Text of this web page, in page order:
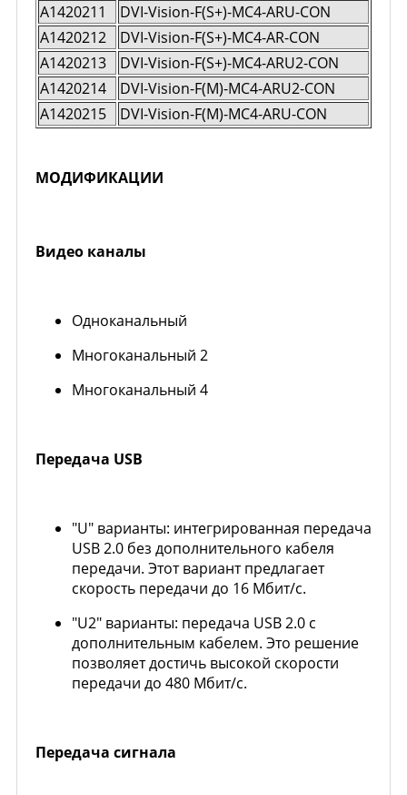
A1420211
DVI-Vision-F(S+)-MC4-ARU-CON
A1420212
DVI-Vision-F(S+)-MC4-AR-CON
A1420213
DVI-Vision-F(S+)-MC4-ARU2-CON
A1420214
DVI-Vision-F(M)-MC4-ARU2-CON
A1420215
DVI-Vision-F(M)-MC4-ARU-CON
МОДИФИКАЦИИ
Видео каналы
Одноканальный
Многоканальный 2
Многоканальный 4
Передача USB
"U" варианты: интегрированная передача
USB 2.0 без дополнительного кабеля
передачи. Этот вариант предлагает
скорость передачи до 16 Мбит/с.
"U2" варианты: передача USB 2.0 с
дополнительным кабелем. Это решение
позволяет достичь высокой скорости
передачи до 480 Мбит/с.
Передача сигнала